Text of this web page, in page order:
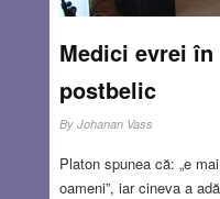
Medici evrei
postbelic
By Johanan Vass
Platon spunea că: „e
oameni”, iar cineva a